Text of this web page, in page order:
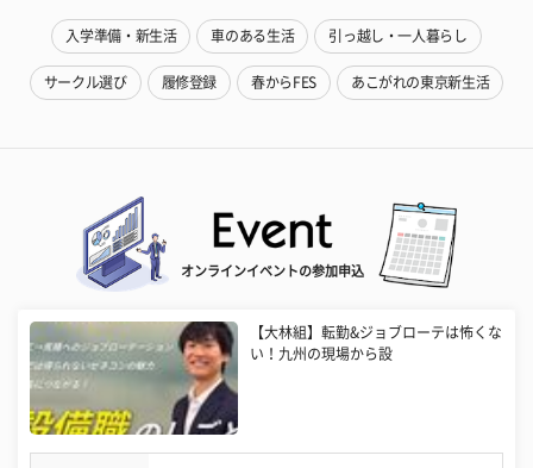
入学準備・新生活 車のある生活 引っ越し・一人暮らし
サークル選び 履修登録 春からFES あこがれの東京新生活
オンラインイベントの参加申込
【大林組】転勤&ジョブローテは怖くな
い！九州の現場から設